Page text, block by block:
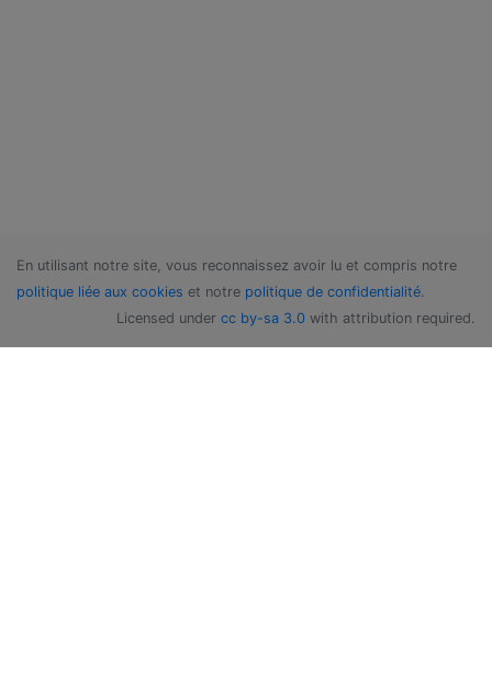
En utilisant notre site, vous reconnaissez avoir lu et compris notre
politique liée aux cookies et notre politique de confidentialité.
Licensed under cc by-sa 3.0 with attribution required.